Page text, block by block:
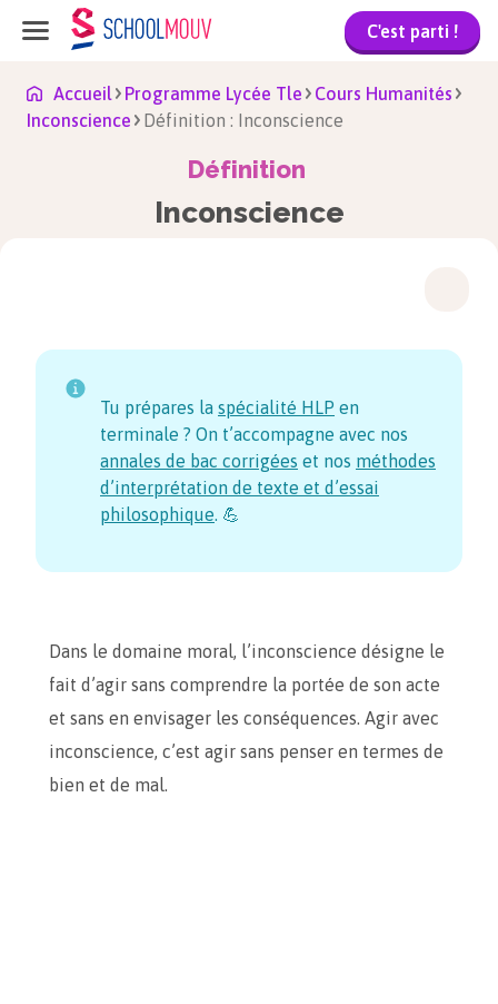
C'est parti !
Accueil Programme Lycée Tle
Cours Humanités
Inconscience
Définition : Inconscience
Définition
Inconscience
Tu prépares la spécialité HLP en
terminale ? On t’accompagne avec nos
annales de bac corrigées et nos méthodes
d’interprétation de texte et d’essai
philosophique. 💪
Dans le domaine moral, l’inconscience désigne le
fait d’agir sans comprendre la portée de son acte
et sans en envisager les conséquences. Agir avec
inconscience, c’est agir sans penser en termes de
bien et de mal.